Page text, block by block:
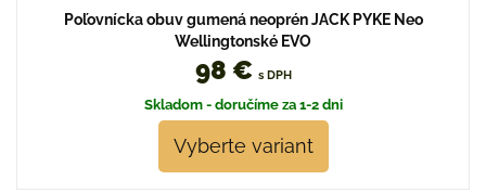
Poľovnícka obuv gumená neoprén JACK PYKE Neo
Wellingtonské EVO
98 € s DPH
Skladom - doručíme za 1-2 dni
Vyberte variant